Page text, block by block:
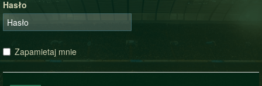
Hasło
Zapamietaj mnie